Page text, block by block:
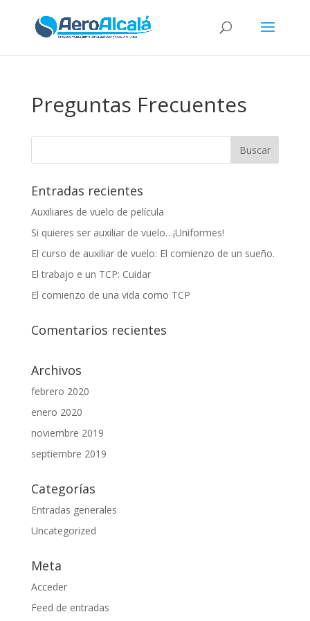
Preguntas Frecuentes
Entradas recientes
Auxiliares de vuelo de película
Si quieres ser auxiliar de vuelo…¡Uniformes!
El curso de auxiliar de vuelo: El comienzo de un sueño.
El trabajo e un TCP: Cuidar
El comienzo de una vida como TCP
Comentarios recientes
Archivos
febrero 2020
enero 2020
noviembre 2019
septiembre 2019
Categorías
Entradas generales
Uncategorized
Meta
Acceder
Feed de entradas